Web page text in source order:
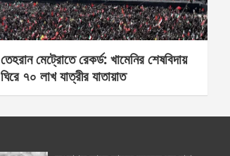
তেহরান মেট্রোতে রেকর্ড: খামেনির শেষবিদায়
ঘিরে ৭০ লাখ যাত্রীর যাতায়াত